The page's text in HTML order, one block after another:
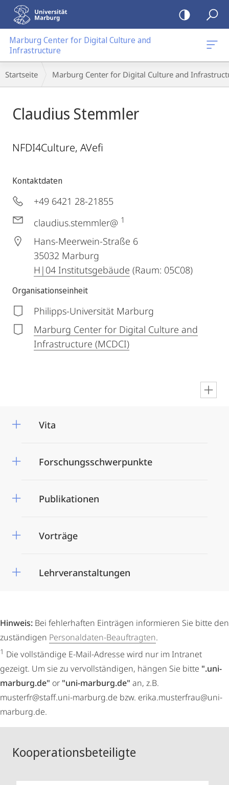
Mobile-
Navigation
Marburg Center for Digital Culture and
Infrastructure
Breadcrumb-
Navigation
Startseite Marburg Center for Digital Culture and
Claudius Stemmler
NFDI4Culture, AVefi
Kontaktdaten
+49 6421 28-21855
claudius.stemmler@ 1
Hans-Meerwein-Straße 6
35032 Marburg
H|04 Institutsgebäude (Raum: 05C08)
Organisationseinheit
Philipps-Universität Marburg
Marburg Center for Digital Culture and
Infrastructure (MCDCI)
Vita
Forschungsschwerpunkte
Publikationen
Vorträge
Lehrveranstaltungen
Hinweis: Bei fehlerhaften Einträgen informieren Sie bitte den
zuständigen Personaldaten-Beauftragten.
1 Die vollständige E-Mail-Adresse wird nur im Intranet
gezeigt. Um sie zu vervollständigen, hängen Sie bitte ".uni-
marburg.de" or "uni-marburg.de" an, z.B.
musterfr@staff.uni-marburg.de bzw. erika.musterfrau@uni-
marburg.de.
Kooperationsbeteiligte